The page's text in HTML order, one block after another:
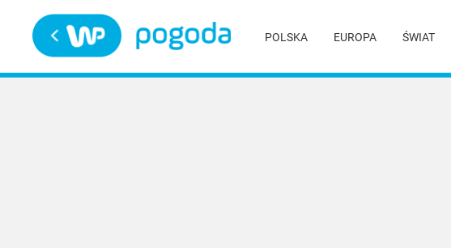
POLSKA EUROPA ŚWIAT